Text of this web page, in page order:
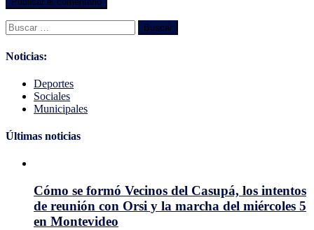
Buscar:
Noticias:
Deportes
Sociales
Municipales
Últimas noticias
Cómo se formó Vecinos del Casupá, los intentos
de reunión con Orsi y la marcha del miércoles 5
en Montevideo